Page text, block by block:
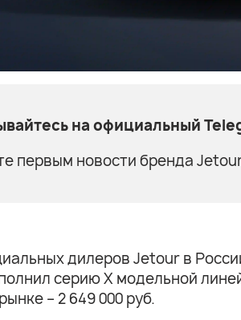
на официальный
первым новости бренда
дилеров Jetour в
серию X модельной
– 2 649 000 руб.